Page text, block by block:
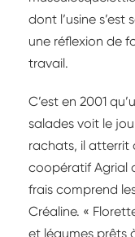
dont l’usine
une réflexion de
travail.
C’est en 2001
salades voit le
rachats, il atterrit
coopératif Agrial
frais comprend
Créaline. «
et légumes prêts